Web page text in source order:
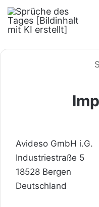
Avideso GmbH i.G.
Industriestraße 5
18528 Bergen
Deutschland